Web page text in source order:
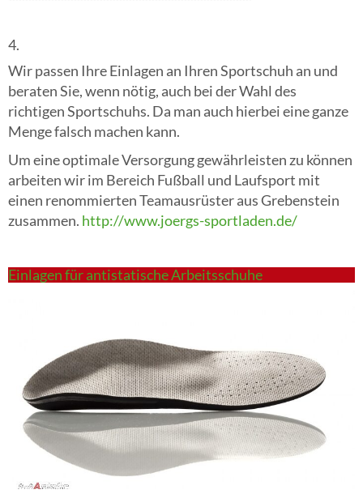
4.
Wir passen Ihre Einlagen an Ihren Sportschuh an und
beraten Sie, wenn nötig, auch bei der Wahl des
richtigen Sportschuhs. Da man auch hierbei eine ganze
Menge falsch machen kann.
Um eine optimale Versorgung gewährleisten zu können
arbeiten wir im Bereich Fußball und Laufsport mit
einen renommierten Teamausrüster aus Grebenstein
zusammen. http://www.joergs-sportladen.de/
Einlagen für antistatische Arbeitsschuhe